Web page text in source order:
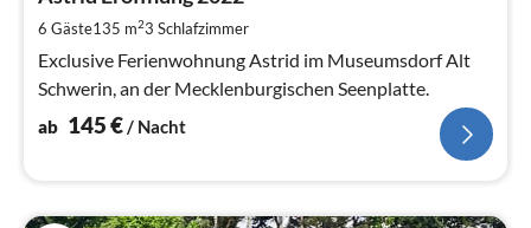
6 Gäste135 m23 Schlafzimmer
Exclusive Ferienwohnung Astrid im Museumsdorf Alt
Schwerin, an der Mecklenburgischen Seenplatte.
ab 145€/ Nacht